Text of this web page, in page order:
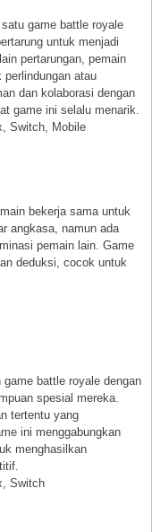
game battle royale
untuk menjadi
pertarungan, pemain
atau
dan kolaborasi dengan
game ini selalu menarik.
Switch, Mobile
bekerja sama untuk
angkasa, namun ada
pemain lain. Game
deduksi, cocok untuk
game battle royale dengan
spesial mereka.
tertentu yang
ini menggabungkan
menghasilkan
Switch